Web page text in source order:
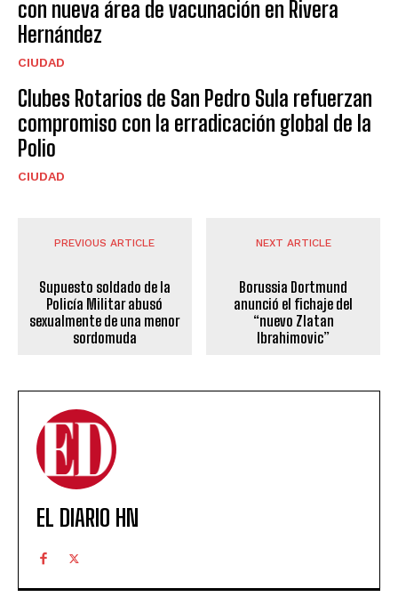
con nueva área de vacunación en Rivera
Hernández
CIUDAD
Clubes Rotarios de San Pedro Sula refuerzan
compromiso con la erradicación global de la
Polio
CIUDAD
PREVIOUS ARTICLE
Supuesto soldado de la
Policía Militar abusó
sexualmente de una menor
sordomuda
NEXT ARTICLE
Borussia Dortmund
anunció el fichaje del
“nuevo Zlatan
Ibrahimovic”
EL DIARIO HN